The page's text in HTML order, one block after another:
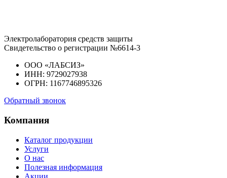
Электролаборатория средств защиты
Свидетельство о регистрации №6614-3
ООО «ЛАБСИЗ»
ИНН: 9729027938
ОГРН: 1167746895326
Обратный звонок
Компания
Каталог продукции
Услуги
О нас
Полезная информация
Акции